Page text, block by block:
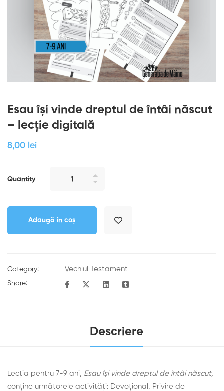
Esau își vinde dreptul de întâi născut
– lecție digitală
8,00 lei
Quantity
Adaugă în coș
Category: Vechiul Testament
Share:
Descriere
Lecția pentru 7-9 ani, Esau își vinde dreptul de întâi născut,
conține următorele activități: Devoţional, Privire de